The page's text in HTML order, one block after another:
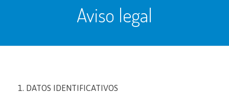
QUÉ HACEMOS
Aviso legal
1. DATOS IDENTIFICATIVOS